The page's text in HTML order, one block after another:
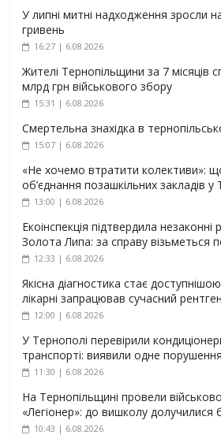
У липні митні надходження зросли
гривень
16:27 | 6.08.2026
Жителі Тернопільщини за 7 місяців
млрд грн військового збору
15:31 | 6.08.2026
Смертельна знахідка в
15:07 | 6.08.2026
«Не хочемо втратити колективи»:
об’єднання позашкільних закладів у
13:00 | 6.08.2026
Екоінспекція підтвердила незаконні
Золота Липа: за справу візьметься
12:33 | 6.08.2026
Якісна діагностика стає
лікарні запрацював сучасний
12:00 | 6.08.2026
У Тернополі перевірили
транспорті: виявили одне порушення
11:30 | 6.08.2026
На Тернопільщині провели
«Легіонер»: до вишколу долучилися
10:43 | 6.08.2026